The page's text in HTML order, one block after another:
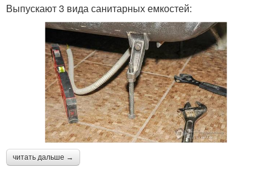
Выпускают 3 вида санитарных емкостей:
читать дальше →